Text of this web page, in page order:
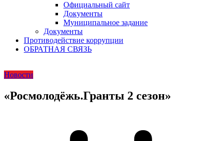
Официальный сайт
Документы
Муниципальное задание
Документы
Противодействие коррупции
ОБРАТНАЯ СВЯЗЬ
Новости
«Росмолодёжь.Гранты 2 сезон»